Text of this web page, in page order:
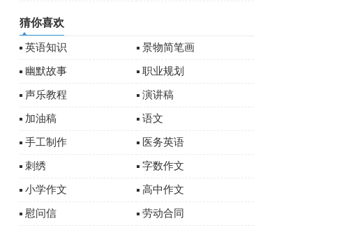
猜你喜欢
英语知识 景物简笔画
幽默故事 职业规划
声乐教程 演讲稿
加油稿 语文
手工制作 医务英语
刺绣 字数作文
小学作文 高中作文
慰问信 劳动合同